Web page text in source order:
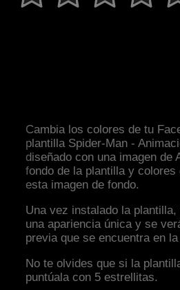
Cambia los colores de tu
plantilla Spider-Man -
diseñado con una imagen de
fondo de la plantilla y
esta imagen de fondo.
Una vez instalado la
una apariencia única y se
previa que se encuentra en
No te olvides que si la
puntúala con 5 estrellitas.